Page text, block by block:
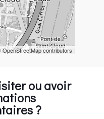
contributors
ou avoir
?